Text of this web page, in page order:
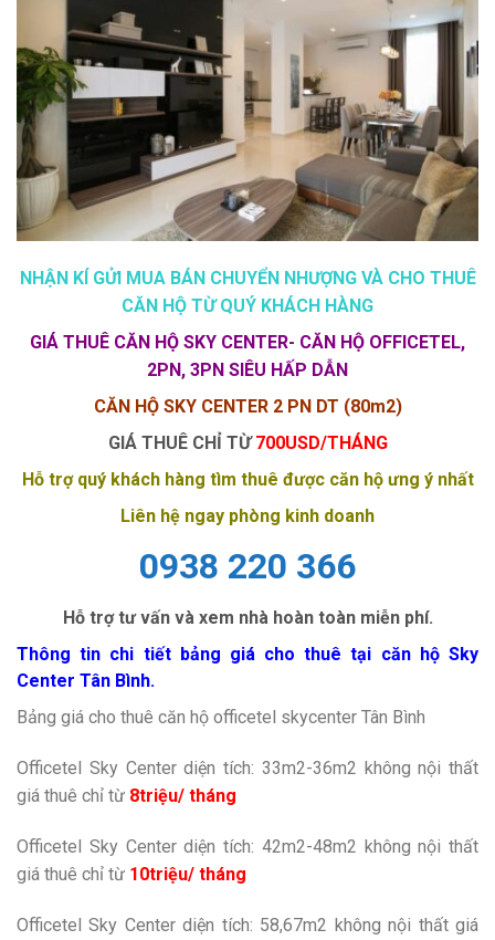
NHẬN KÍ GỬI MUA BÁN CHUYỂN NHƯỢNG VÀ CHO THUÊ
CĂN HỘ TỪ QUÝ KHÁCH HÀNG
GIÁ THUÊ CĂN HỘ SKY CENTER- CĂN HỘ OFFICETEL,
2PN, 3PN SIÊU HẤP DẪN
CĂN HỘ SKY CENTER 2 PN DT (80m2)
GIÁ THUÊ CHỈ TỪ700USD/THÁNG
Hỗ trợ quý khách hàng tìm thuê được căn hộ ưng ý nhất
Liên hệ ngay phòng kinh doanh
0938 220 366
Hỗ trợ tư vấn và xem nhà hoàn toàn miễn phí.
Thông tin chi tiết bảng giá cho thuê tại căn hộ Sky
Center Tân Bình.
Bảng giá cho thuê căn hộ officetel skycenter Tân Bình
Officetel Sky Center diện tích: 33m2-36m2 không nội thất
giá thuê chỉ từ 8triệu/ tháng
Officetel Sky Center diện tích: 42m2-48m2 không nội thất
giá thuê chỉ từ 10triệu/ tháng
Officetel Sky Center diện tích: 58,67m2 không nội thất giá